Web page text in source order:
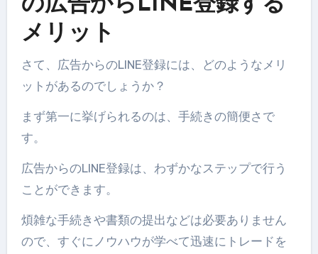
の広告からLINE登録する
メリット
さて、広告からのLINE登録には、どのようなメリ
ットがあるのでしょうか？
まず第一に挙げられるのは、手続きの簡便さで
す。
広告からのLINE登録は、わずかなステップで行う
ことができます。
煩雑な手続きや書類の提出などは必要ありません
ので、すぐにノウハウが学べて迅速にトレードを